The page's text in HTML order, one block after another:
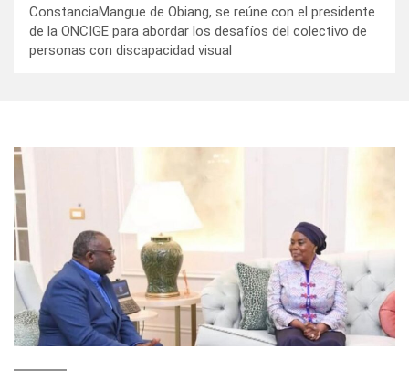
ConstanciaMangue de Obiang, se reúne con el presidente
de la ONCIGE para abordar los desafíos del colectivo de
personas con discapacidad visual